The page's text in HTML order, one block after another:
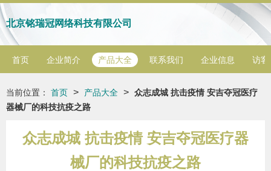
北京铭瑞冠网络科技有限公司
首页 企业简介 产品大全 联系我们 企业信息 访客
当前位置： 首页 > 产品大全 > 众志成城 抗击疫情 安吉夺冠医疗
器械厂的科技抗疫之路
众志成城 抗击疫情 安吉夺冠医疗器
械厂的科技抗疫之路